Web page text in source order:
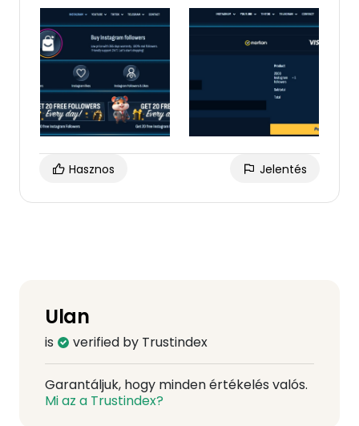
Hasznos Jelentés
Ulan
is verified by Trustindex
Garantáljuk, hogy minden értékelés valós.
Mi az a Trustindex?